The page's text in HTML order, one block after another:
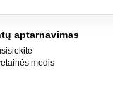
aptarnavimas
medis